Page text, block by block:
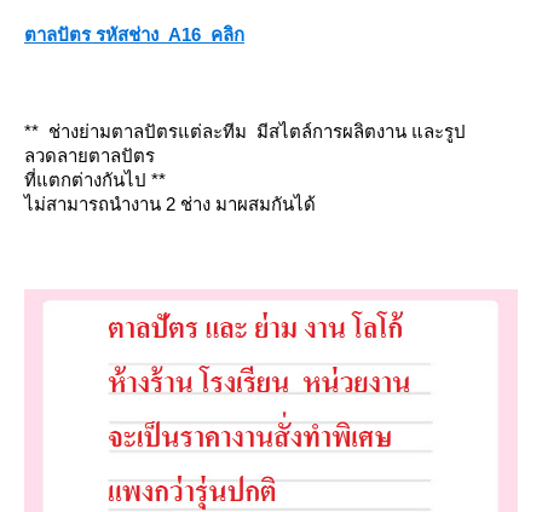
ตาลปัตร รหัสช่าง A16 คลิก
** ช่างย่ามตาลปัตรแต่ละทีม มีสไตล์การผลิตงาน และรูป
ลวดลายตาลปัตร
ที่แตกต่างกันไป **
ไม่สามารถนำงาน 2 ช่าง มาผสมกันได้